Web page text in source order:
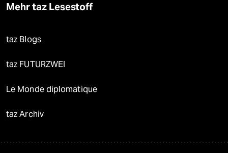
Mehr taz Lesestoff
taz Blogs
taz FUTURZWEI
Le Monde diplomatique
taz Archiv